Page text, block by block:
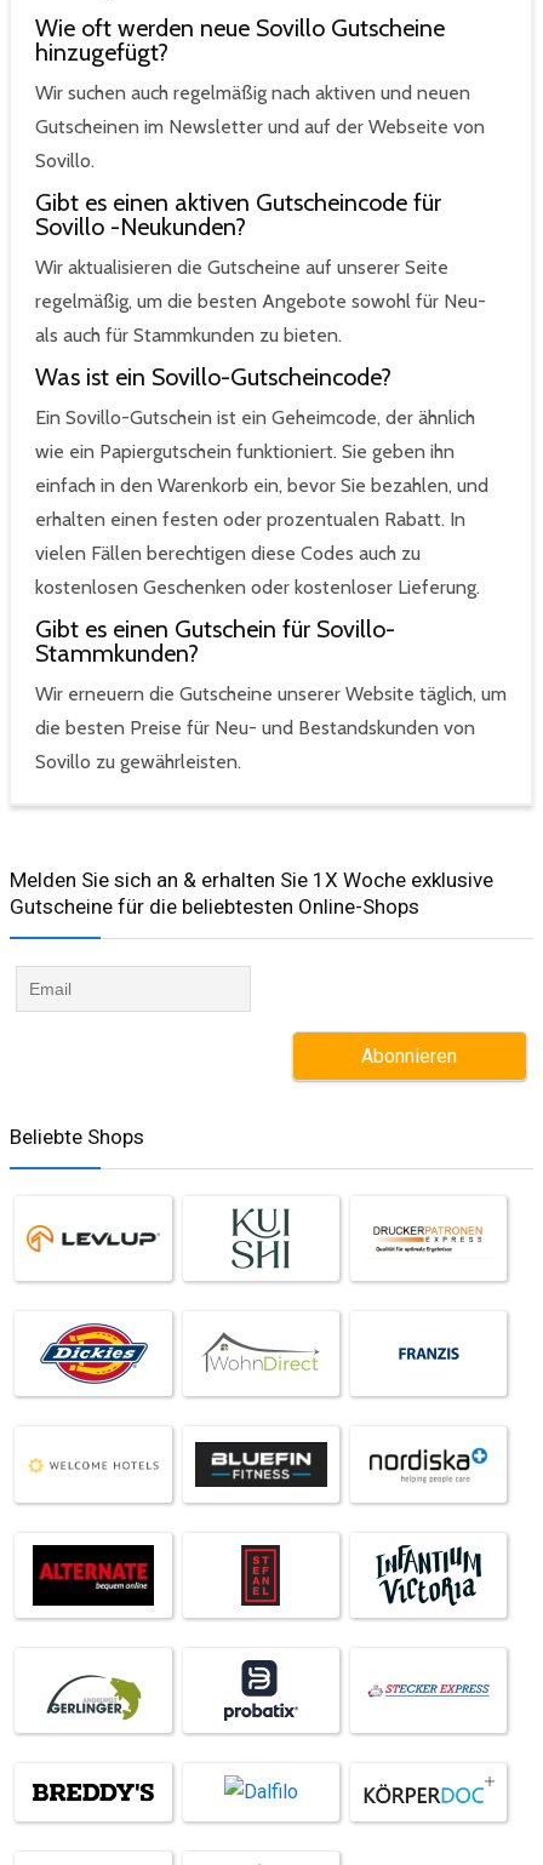
Wie oft werden neue Sovillo Gutscheine
hinzugefügt?
Wir suchen auch regelmäßig nach aktiven und neuen
Gutscheinen im Newsletter und auf der Webseite von
Sovillo.
Gibt es einen aktiven Gutscheincode für
Sovillo -Neukunden?
Wir aktualisieren die Gutscheine auf unserer Seite
regelmäßig, um die besten Angebote sowohl für Neu-
als auch für Stammkunden zu bieten.
Was ist ein Sovillo-Gutscheincode?
Ein Sovillo-Gutschein ist ein Geheimcode, der ähnlich
wie ein Papiergutschein funktioniert. Sie geben ihn
einfach in den Warenkorb ein, bevor Sie bezahlen, und
erhalten einen festen oder prozentualen Rabatt. In
vielen Fällen berechtigen diese Codes auch zu
kostenlosen Geschenken oder kostenloser Lieferung.
Gibt es einen Gutschein für Sovillo-
Stammkunden?
Wir erneuern die Gutscheine unserer Website täglich, um
die besten Preise für Neu- und Bestandskunden von
Sovillo zu gewährleisten.
Melden Sie sich an & erhalten Sie 1X Woche exklusive
Gutscheine für die beliebtesten Online-Shops​
Beliebte Shops